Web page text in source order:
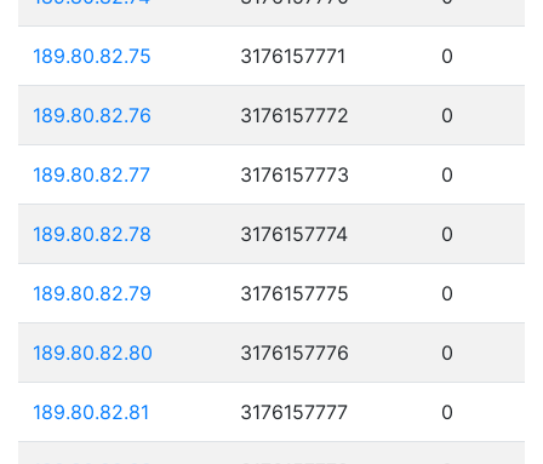
189.80.82.75 3176157771 0
189.80.82.76 3176157772 0
189.80.82.77 3176157773 0
189.80.82.78 3176157774 0
189.80.82.79 3176157775 0
189.80.82.80 3176157776 0
189.80.82.81 3176157777 0